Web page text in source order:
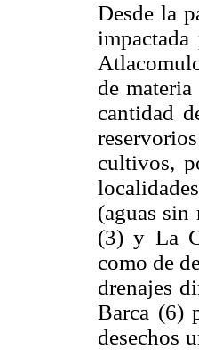
Desde la
de
cantidad
cultivos,
(aguas sin
(3) y La
como de
drenajes
Barca (6)
desechos